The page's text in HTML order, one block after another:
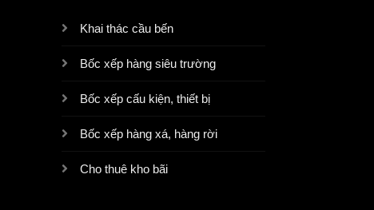
Khai thác cầu bến
Bốc xếp hàng siêu trường
Bốc xếp cấu kiện, thiết bị
Bốc xếp hàng xá, hàng rời
Cho thuê kho bãi